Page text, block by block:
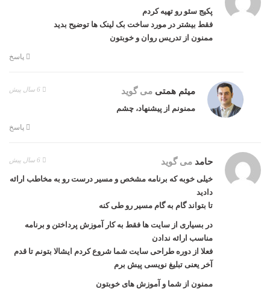
پکیج سئو رو تهیه کردم
فقط بیشتر در مورد ساخت بک لینک ها توضیح بدید
ممنون از تدریس روان و خوبتون
پاسخ
میثم همتیمی گوید
ممنونم از پیشنهاد، چشم
پاسخ
حامد می گوید
خیلی خوبه که برنامه مشخص و مسیر درست رو به مخاطب ارائه
دادید
تا بتواند گام به گام مسیر رو طی کنه
در بسیاری از سایت ها فقط به کار آموزش پرداختن و برنامه
مناسب ارائه ندادن
فعلا از دوره طراحی سایت شما شروع کردم ایشالا بتونم تا قدم
آخر یعنی تبلیغ نویسی پیش برم
ممنون از شما و آموزش های خوبتون